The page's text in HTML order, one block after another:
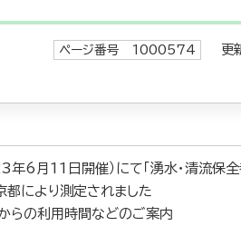
ページ番号 1000574 更
6月11日開催）にて「湧水・清流保全
により測定されました
らの利用時間などのご案内